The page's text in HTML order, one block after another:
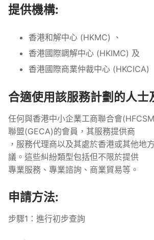
提供機構:
香港和解中心 (HKMC) 、
香港國際調解中心 (HKIMC) 及
香港國際商業仲裁中心 (HKCICA)
合適使用該服務計劃的人士
任何與香港中小企業工商聯合會
聯盟(GECA)的會員，其服務提供商
，服務代理商以及其處於香港或其他地
議。這些糾紛類型包括但不限於提供
專業服務、專業諮詢、商業貿易等。
申請方法:
步驟1：進行初步查詢